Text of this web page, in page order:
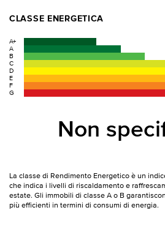
CLASSE ENERGETICA
A+
A
B
C
D
E
F
G
Non
La classe di Rendimento Energetico è un
che indica i livelli di riscaldamento e
estate. Gli immobili di classe A o B
più efficienti in termini di consumi di energia.